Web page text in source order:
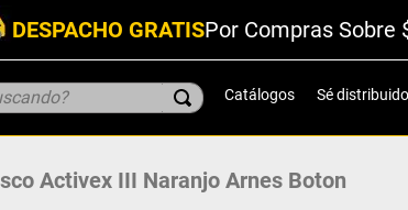
DESPACHO GRATISPor Compras Sobre
Catálogos Sé
Activex III Naranjo Arnes Boton